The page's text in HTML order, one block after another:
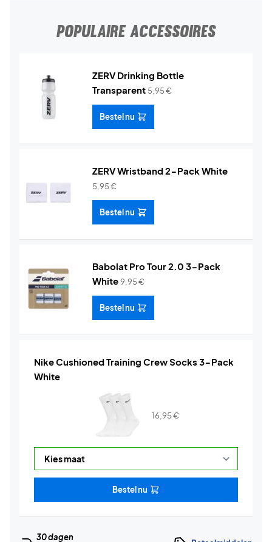
POPULAIRE ACCESSOIRES
ZERV Drinking Bottle
Transparent 5,95€
Bestel nu
ZERV Wristband 2-Pack White
5,95€
Bestel nu
Babolat Pro Tour 2.0 3-Pack
White9,95€
Bestel nu
Nike Cushioned Training Crew Socks 3-Pack
White
16,95€
Bestel nu
30 dagen